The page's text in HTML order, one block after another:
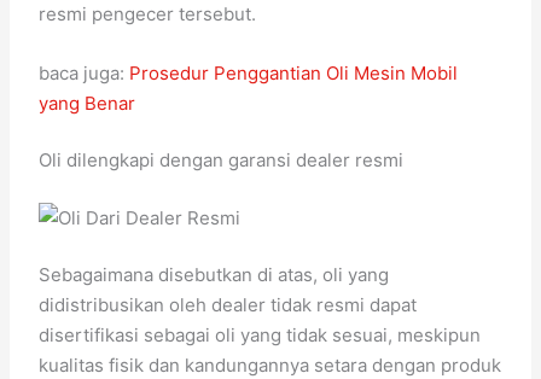
resmi pengecer tersebut.
baca juga: Prosedur Penggantian Oli Mesin Mobil
yang Benar
Oli dilengkapi dengan garansi dealer resmi
Sebagaimana disebutkan di atas, oli yang
didistribusikan oleh dealer tidak resmi dapat
disertifikasi sebagai oli yang tidak sesuai, meskipun
kualitas fisik dan kandungannya setara dengan produk